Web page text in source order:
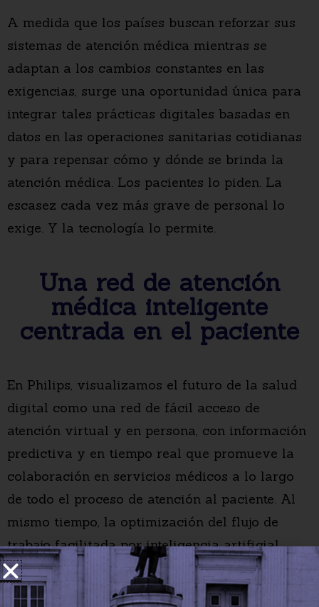
A medida que los países buscan reforzar sus
sistemas de atención médica mientras se
adaptan a los cambios constantes en las
exigencias, surge una oportunidad única para
integrar tales prácticas digitales basadas en
datos en las operaciones sanitarias cotidianas
y para repensar cómo y dónde se brinda la
atención médica. Los pacientes lo piden. La
escasez cada vez más grave de personal lo
exige. Y la tecnología lo permite.
Una red de atención
médica inteligente
centrada en el paciente
En Philips, visualizamos el futuro de la salud
digital como una red de fácil acceso de
atención virtual y en persona, con información
predictiva y en tiempo real que promueve la
colaboración en servicios médicos a lo largo
de todo el proceso de atención al paciente. Al
mismo tiempo, la optimización del flujo de
trabajo facilitada por inteligencia artificial
puede ayudar a mejorar la eficiencia operativa
para que los profesionales de la salud se